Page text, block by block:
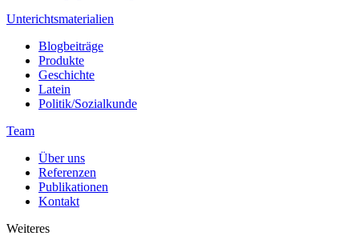
Unterichtsmaterialien
Blogbeiträge
Produkte
Geschichte
Latein
Politik/Sozialkunde
Team
Über uns
Referenzen
Publikationen
Kontakt
Weiteres